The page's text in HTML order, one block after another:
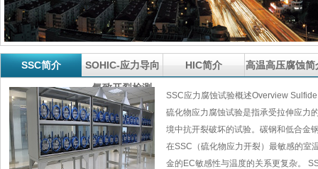
SSC简介
SOHIC-应力导向
氢致开裂检测
HIC简介 高温高压腐蚀简
SSC应力腐蚀试验概述Overview
硫化物应力腐蚀试验是指承受拉伸应力
境中抗开裂破坏的试验。碳钢和低合金
在SSC（硫化物应力开裂）最敏感的室
金的EC敏感性与温度的关系更复杂。